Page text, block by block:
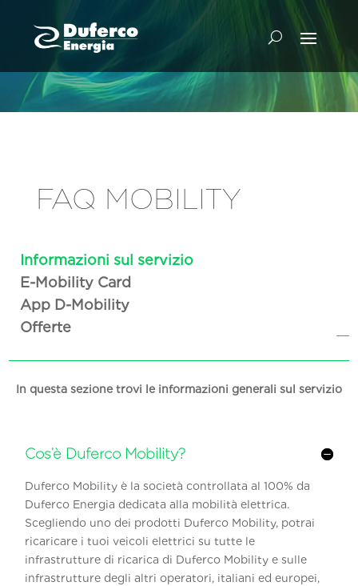
FAQ MOBILITY
Informazioni sul servizio
E-Mobility Card
App D-Mobility
Offerte
In questa sezione trovi le informazioni generali sul servizio
Cos’è Duferco Mobility?
Duferco Mobility è la società controllata al 100% da
Duferco Energia dedicata alla mobilità elettrica.
Scegliendo uno dei prodotti Duferco Mobility, potrai
ricaricare i tuoi veicoli elettrici su tutte le
infrastrutture di ricarica di Duferco Mobility e sulle
infrastrutture degli altri operatori, italiani ed europei,